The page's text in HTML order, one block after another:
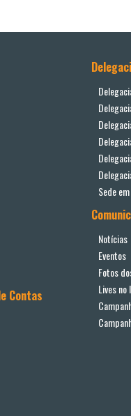
Contas
Sede
Notícias
Eventos
Fotos
Lives